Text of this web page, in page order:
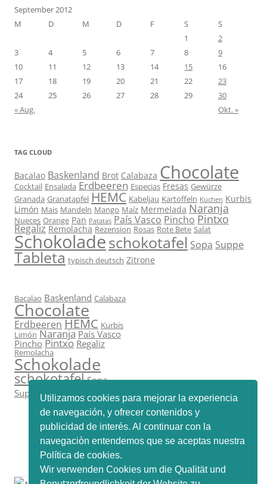
Utilizamos cookies para mejorar la experiencia
de navegación, y ofrecer contenidos y
publicidad de interés. Al continuar con la
navegaciòn entendemos que se aceptas nuestra
Política de cookies.
Wir verwenden Cookies um die Qualität und
September 2012
M
D M D F S
S
1
2
3
4 5 6 7 8
9
10
11 12 13 14 15
16
17
18 19 20 21 22
23
24
25 26 27 28 29
30
« Aug.
Okt. »
TAG CLOUD
Bacalao Baskenland Brot Calabaza Chocolate
Cocktail Ensalada Erdbeeren Especias Fresas Gewürze
Granada Granatapfel HEMC Kabeljau Kartoffeln Kuchen Kurbis
Limón Mais Mandeln Mango Maíz Mermelada Naranja
Nueces Orange Pan Patatas País Vasco Pincho Pintxo
Regaliz Remolacha Rezension Rosas Rote Bete Salat
Schokoladeschokotafel Sopa Suppe
Tableta typisch deutsch Zitrone
Bacalao Baskenland Calabaza
Chocolate
Erdbeeren HEMC Kurbis
Limón Naranja País Vasco
Pincho Pintxo Regaliz
Remolacha
Schokolade
schokotafel Sopa
Suppe
Tableta Zitrone